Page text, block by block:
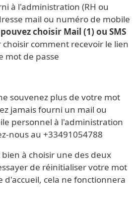
à l'administration (RH ou
mail ou numéro de mobile
choisir Mail (1) ou SMS
comment recevoir le lien
mot de passe
souvenez plus de votre mot
jamais fourni un mail ou
personnel à l'administration
nous au +33491054788
bien à choisir une des deux
de réinitialiser votre mot
d'accueil, cela ne fonctionnera